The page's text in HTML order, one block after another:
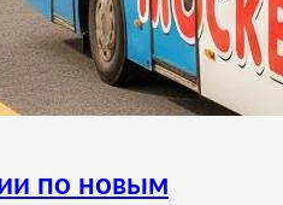
по новым